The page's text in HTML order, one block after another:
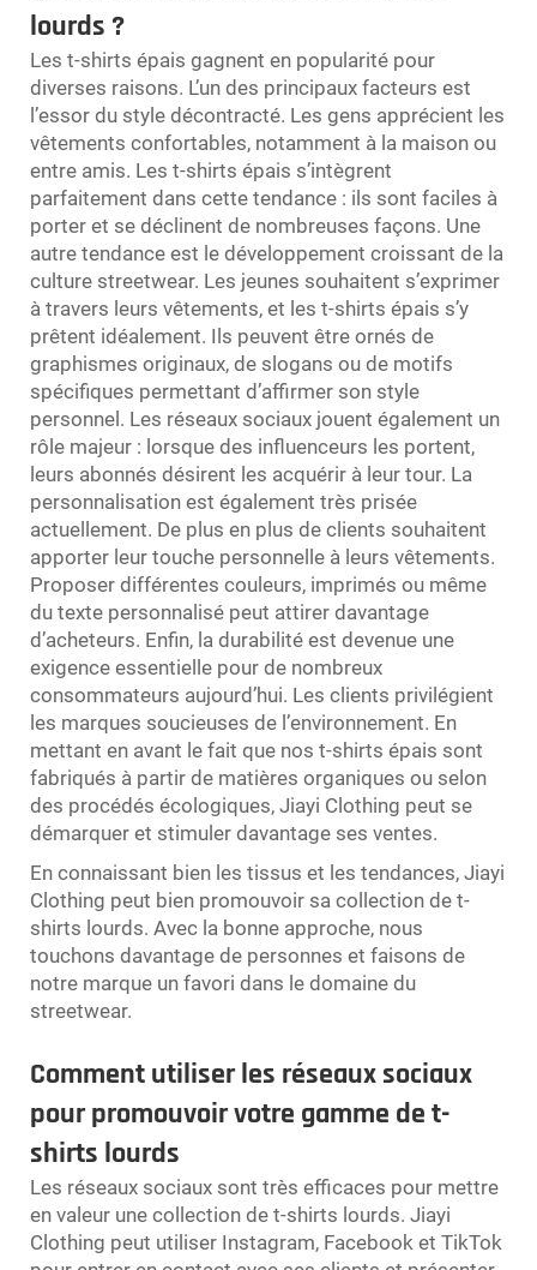
lourds ?
Les t-shirts épais gagnent en popularité pour
diverses raisons. L’un des principaux facteurs est
l’essor du style décontracté. Les gens apprécient les
vêtements confortables, notamment à la maison ou
entre amis. Les t-shirts épais s’intègrent
parfaitement dans cette tendance : ils sont faciles à
porter et se déclinent de nombreuses façons. Une
autre tendance est le développement croissant de la
culture streetwear. Les jeunes souhaitent s’exprimer
à travers leurs vêtements, et les t-shirts épais s’y
prêtent idéalement. Ils peuvent être ornés de
graphismes originaux, de slogans ou de motifs
spécifiques permettant d’affirmer son style
personnel. Les réseaux sociaux jouent également un
rôle majeur : lorsque des influenceurs les portent,
leurs abonnés désirent les acquérir à leur tour. La
personnalisation est également très prisée
actuellement. De plus en plus de clients souhaitent
apporter leur touche personnelle à leurs vêtements.
Proposer différentes couleurs, imprimés ou même
du texte personnalisé peut attirer davantage
d’acheteurs. Enfin, la durabilité est devenue une
exigence essentielle pour de nombreux
consommateurs aujourd’hui. Les clients privilégient
les marques soucieuses de l’environnement. En
mettant en avant le fait que nos t-shirts épais sont
fabriqués à partir de matières organiques ou selon
des procédés écologiques, Jiayi Clothing peut se
démarquer et stimuler davantage ses ventes.
En connaissant bien les tissus et les tendances, Jiayi
Clothing peut bien promouvoir sa collection de t-
shirts lourds. Avec la bonne approche, nous
touchons davantage de personnes et faisons de
notre marque un favori dans le domaine du
streetwear.
Comment utiliser les réseaux sociaux
pour promouvoir votre gamme de t-
shirts lourds
Les réseaux sociaux sont très efficaces pour mettre
en valeur une collection de t-shirts lourds. Jiayi
Clothing peut utiliser Instagram, Facebook et TikTok